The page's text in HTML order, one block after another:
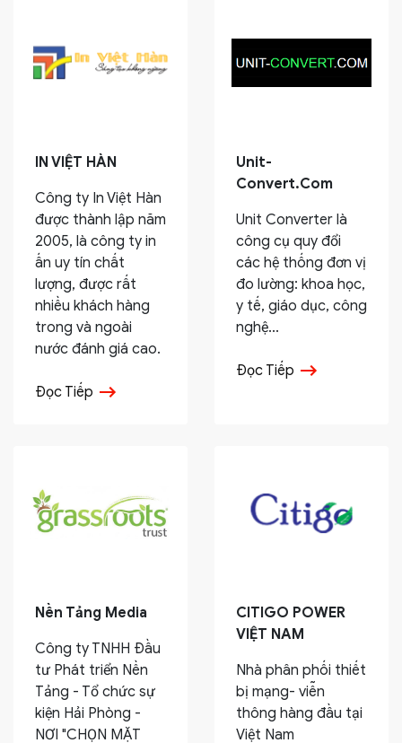
IN VIỆT HÀN
Công ty In Việt Hàn
được thành lập năm
2005, là công ty in
ấn uy tín chất
lượng, được rất
nhiều khách hàng
trong và ngoài
nước đánh giá cao.
Đọc Tiếp
Unit-
Convert.Com
Unit Converter là
công cụ quy đổi
các hệ thống đơn vị
đo lường: khoa học,
y tế, giáo dục, công
nghệ...
Đọc Tiếp
Nền Tảng Media
Công ty TNHH Đầu
tư Phát triển Nền
Tảng - Tổ chức sự
kiện Hải Phòng -
NƠI "CHỌN MẶT
CITIGO POWER
VIỆT NAM
Nhà phân phối thiết
bị mạng- viễn
thông hàng đầu tại
Việt Nam